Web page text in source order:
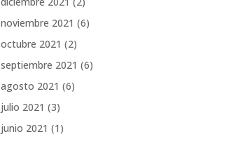
noviembre 2021 (6)
octubre 2021 (2)
septiembre 2021 (6)
agosto 2021 (6)
julio 2021 (3)
junio 2021 (1)